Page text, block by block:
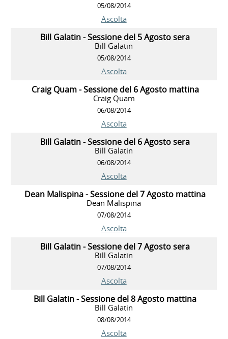
05/08/2014
Ascolta
Bill Galatin - Sessione del 5 Agosto sera
Bill Galatin
05/08/2014
Ascolta
Craig Quam - Sessione del 6 Agosto mattina
Craig Quam
06/08/2014
Ascolta
Bill Galatin - Sessione del 6 Agosto sera
Bill Galatin
06/08/2014
Ascolta
Dean Malispina - Sessione del 7 Agosto mattina
Dean Malispina
07/08/2014
Ascolta
Bill Galatin - Sessione del 7 Agosto sera
Bill Galatin
07/08/2014
Ascolta
Bill Galatin - Sessione del 8 Agosto mattina
Bill Galatin
08/08/2014
Ascolta